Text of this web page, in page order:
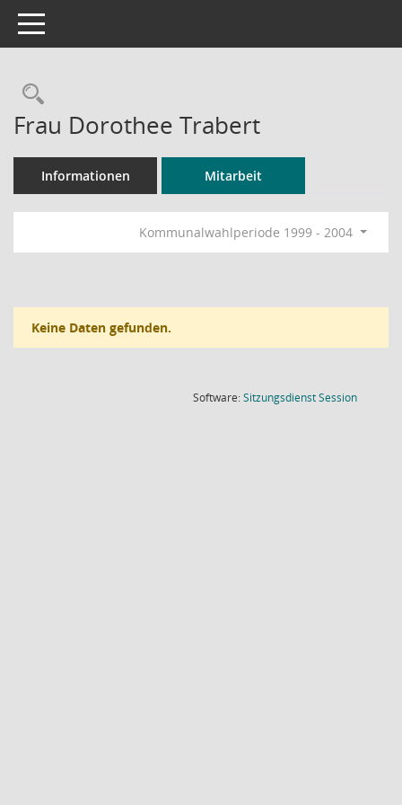
Toggle navigation
Rechercheauswahl
Frau Dorothee Trabert
Informationen Mitarbeit
Kommunalwahlperiode 1999 - 2004
Keine Daten gefunden.
Software:SitzungsdienstSession(Wird in